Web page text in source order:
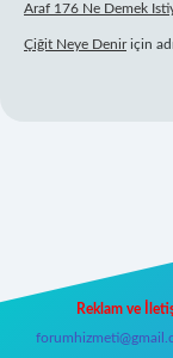
Araf 176 Ne Demek
Çiğit Neye Deniriçin
Reklam ve